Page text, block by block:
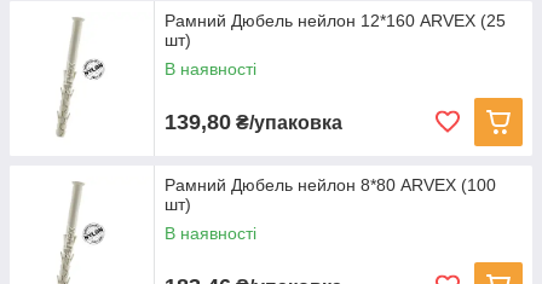
Рамний Дюбель нейлон 12*160 ARVEX (25
шт)
В наявності
139,80 ₴/упаковка
Рамний Дюбель нейлон 8*80 ARVEX (100
шт)
В наявності